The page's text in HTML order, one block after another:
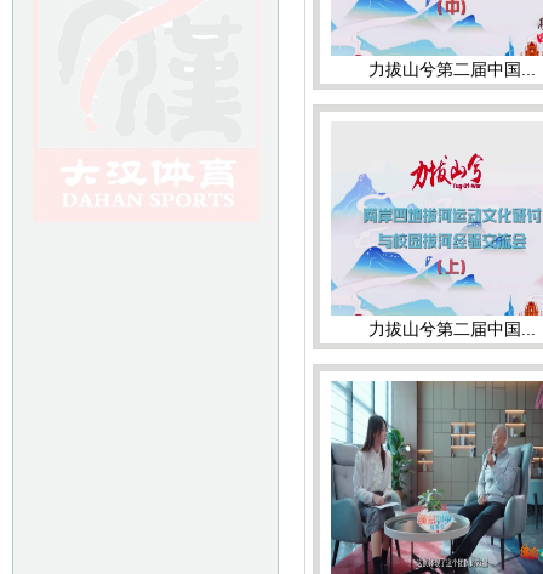
力拔山兮第二届中国...
力拔山兮第二届中国...